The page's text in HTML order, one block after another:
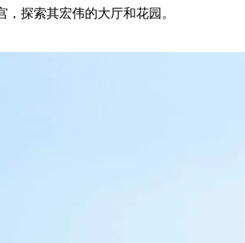
，探索其宏伟的大厅和花园。